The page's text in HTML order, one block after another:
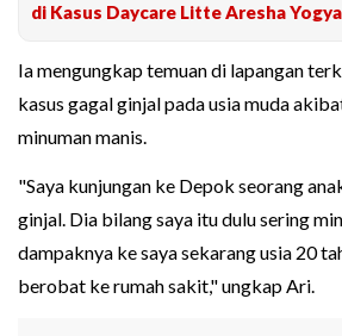
di Kasus Daycare Litte Aresha
Ia mengungkap temuan di lapangan
kasus gagal ginjal pada usia muda
minuman manis.
"Saya kunjungan ke Depok seorang
ginjal. Dia bilang saya itu dulu sering
dampaknya ke saya sekarang usia 20
berobat ke rumah sakit," ungkap Ari.